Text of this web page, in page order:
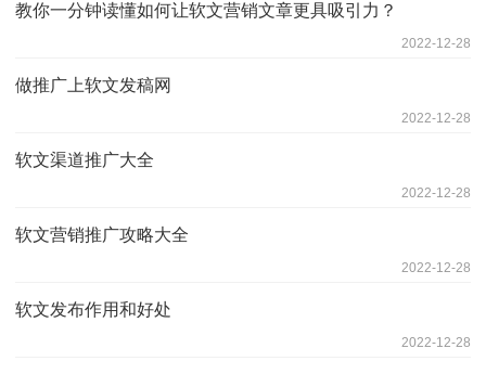
教你一分钟读懂如何让软文营销文章更具吸引力？
2022-12-28
做推广上软文发稿网
2022-12-28
软文渠道推广大全
2022-12-28
软文营销推广攻略大全
2022-12-28
软文发布作用和好处
2022-12-28